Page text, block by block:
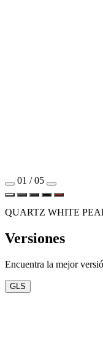
01 / 05
QUARTZ WHITE
Versiones
Encuentra la mejor
GLS